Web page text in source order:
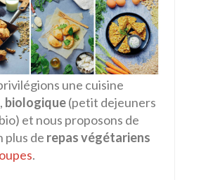
une cuisine
, biologique(petit dejeuners
et nous proposons de
plus de repas végétariens
.